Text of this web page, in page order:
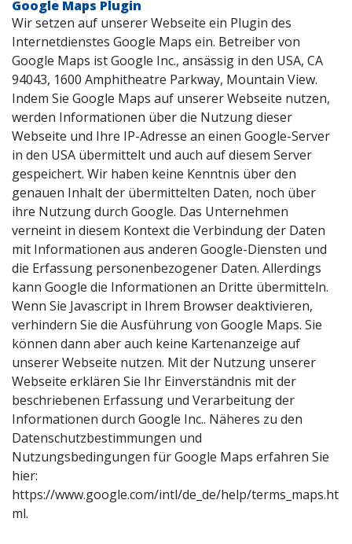
Google Maps Plugin
Wir setzen auf unserer Webseite ein Plugin des
Internetdienstes Google Maps ein. Betreiber von
Google Maps ist Google Inc., ansässig in den USA, CA
94043, 1600 Amphitheatre Parkway, Mountain View.
Indem Sie Google Maps auf unserer Webseite nutzen,
werden Informationen über die Nutzung dieser
Webseite und Ihre IP-Adresse an einen Google-Server
in den USA übermittelt und auch auf diesem Server
gespeichert. Wir haben keine Kenntnis über den
genauen Inhalt der übermittelten Daten, noch über
ihre Nutzung durch Google. Das Unternehmen
verneint in diesem Kontext die Verbindung der Daten
mit Informationen aus anderen Google-Diensten und
die Erfassung personenbezogener Daten. Allerdings
kann Google die Informationen an Dritte übermitteln.
Wenn Sie Javascript in Ihrem Browser deaktivieren,
verhindern Sie die Ausführung von Google Maps. Sie
können dann aber auch keine Kartenanzeige auf
unserer Webseite nutzen. Mit der Nutzung unserer
Webseite erklären Sie Ihr Einverständnis mit der
beschriebenen Erfassung und Verarbeitung der
Informationen durch Google Inc.. Näheres zu den
Datenschutzbestimmungen und
Nutzungsbedingungen für Google Maps erfahren Sie
hier:
https://www.google.com/intl/de_de/help/terms_maps.ht
ml.